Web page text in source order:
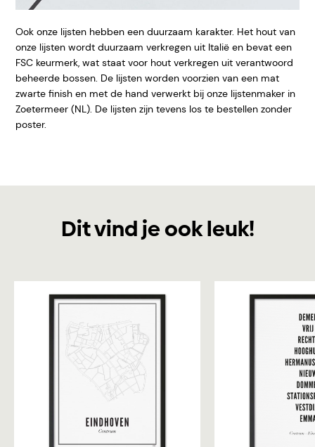
Ook onze lijsten hebben een duurzaam karakter. Het hout van
onze lijsten wordt duurzaam verkregen uit Italië en bevat een
FSC keurmerk, wat staat voor hout verkregen uit verantwoord
beheerde bossen. De lijsten worden voorzien van een mat
zwarte finish en met de hand verwerkt bij onze lijstenmaker in
Zoetermeer (NL). De lijsten zijn tevens los te bestellen zonder
poster.
Dit vind je ook leuk!